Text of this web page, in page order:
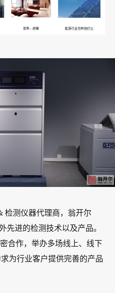
检测仪器代理商，翁开尔
先进的检测技术以及产品。
合作，举办多场线上、线下
为行业客户提供完善的产品